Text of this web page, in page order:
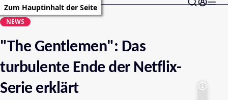
Zum Hauptinhalt der Seite
NEWS
"The Gentlemen": Das
turbulente Ende der Netflix-
Serie erklärt